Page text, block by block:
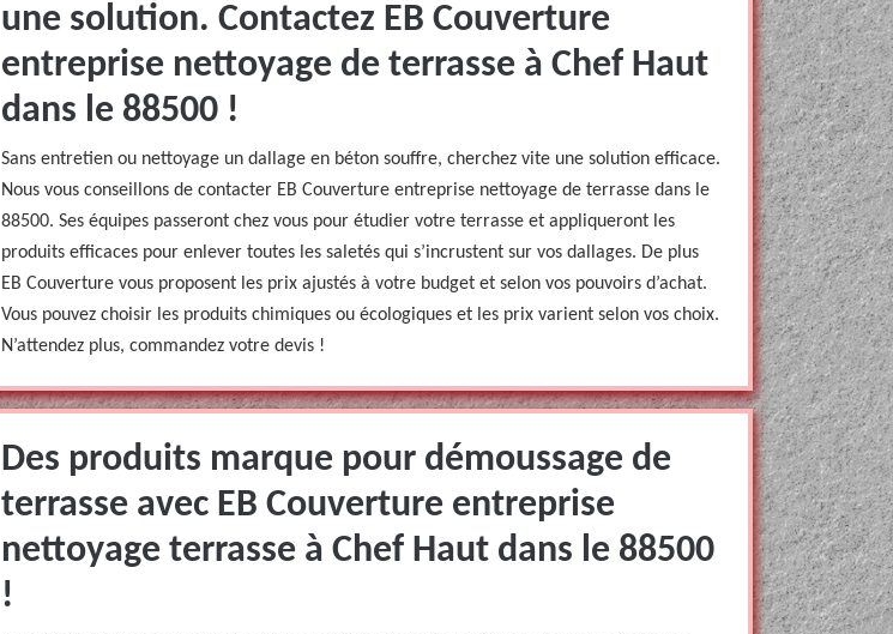
une solution. Contactez EB Couverture
entreprise nettoyage de terrasse à Chef Haut
dans le 88500 !
Sans entretien ou nettoyage un dallage en béton souffre, cherchez vite une solution efficace.
Nous vous conseillons de contacter EB Couverture entreprise nettoyage de terrasse dans le
88500. Ses équipes passeront chez vous pour étudier votre terrasse et appliqueront les
produits efficaces pour enlever toutes les saletés qui s’incrustent sur vos dallages. De plus
EB Couverture vous proposent les prix ajustés à votre budget et selon vos pouvoirs d’achat.
Vous pouvez choisir les produits chimiques ou écologiques et les prix varient selon vos choix.
N’attendez plus, commandez votre devis !
Des produits marque pour démoussage de
terrasse avec EB Couverture entreprise
nettoyage terrasse à Chef Haut dans le 88500
!